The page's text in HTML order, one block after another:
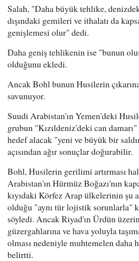
Salah, "Daha büyük tehlike,
dışındaki gemileri ve ithalatı da
genişlemesi olur" dedi.
Daha geniş tehlikenin ise "bunun
olduğunu ekledi.
Ancak Bohl bunun Husilerin
savunuyor.
Suudi Arabistan'ın Yemen'deki
grubun "Kızıldeniz'deki can
hedef alacak "yeni ve büyük bir
açısından ağır sonuçlar doğurabilir.
Bohl, Husilerin gerilimi artırması
Arabistan'ın Hürmüz Boğazı'nın
kıyıdaki Körfez Arap ülkelerinin şu
olduğu "aynı tür lojistik sorunlarla"
söyledi. Ancak Riyad'ın Ürdün
güzergahlarına ve hava yoluyla
olması nedeniyle muhtemelen daha
belirtti.